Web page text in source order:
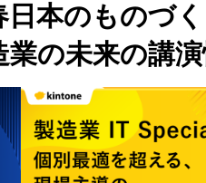
本のものづ
の未来の講演